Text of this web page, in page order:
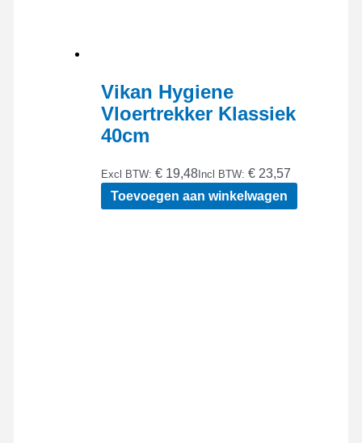
Vikan Hygiene
Vloertrekker Klassiek
40cm
Excl BTW: € 19,48Incl BTW: € 23,57
Toevoegen aan winkelwagen